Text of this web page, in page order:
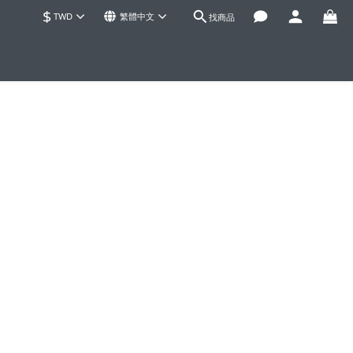
$ TWD 繁體中文 找商品